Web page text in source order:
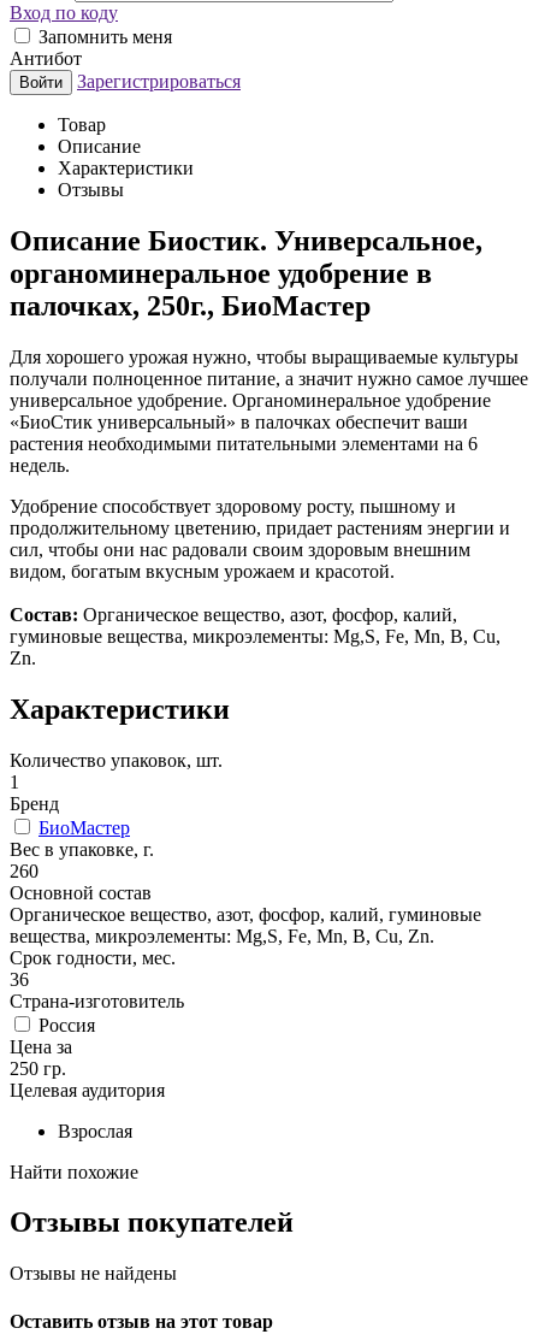
Вход по коду
Запомнить меня
Антибот
Войти Зарегистрироваться
Товар
Описание
Характеристики
Отзывы
Описание Биостик. Универсальное,
органоминеральное удобрение в
палочках, 250г., БиоМастер
Для хорошего урожая нужно, чтобы выращиваемые культуры
получали полноценное питание, а значит нужно самое лучшее
универсальное удобрение. Органоминеральное удобрение
«БиоСтик универсальный» в палочках обеспечит ваши
растения необходимыми питательными элементами на 6
недель.
Удобрение способствует здоровому росту, пышному и
продолжительному цветению, придает растениям энергии и
сил, чтобы они нас радовали своим здоровым внешним
видом, богатым вкусным урожаем и красотой.
Состав: Органическое вещество, азот, фосфор, калий,
гуминовые вещества, микроэлементы: Mg,S, Fe, Mn, В, Сu,
Zn.
Характеристики
Количество упаковок, шт.
1
Бренд
БиоМастер
Вес в упаковке, г.
260
Основной состав
Органическое вещество, азот, фосфор, калий, гуминовые
вещества, микроэлементы: Mg,S, Fe, Mn, В, Сu, Zn.
Срок годности, мес.
36
Страна-изготовитель
Россия
Цена за
250 гр.
Целевая аудитория
Взрослая
Найти похожие
Отзывы покупателей
Отзывы не найдены
Оставить отзыв на этот товар